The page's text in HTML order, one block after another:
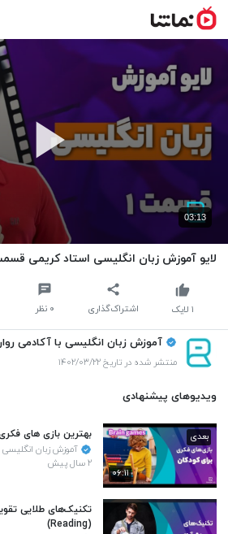
03:13
لایو آموزش زبان انگلیسی استاد کریمی قسمت 1 - آکادمی
اشتراک‌گذاری ۰ نظر ۱ لایک
آموزش زبان انگلیسی با آکادمی
منتشر شده در تاریخ ۱۴۰۲/۰۳/۲۲
ویدیوهای پیشنهادی
۰۶:۱۱
بعدی بهترین بازی های
آموزش زبان انگلیسی
۲ سال پیش
تکنیک‌های طلایی
(Reading)